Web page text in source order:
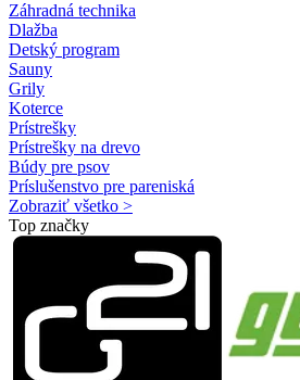
Záhradná technika
Dlažba
Detský program
Sauny
Grily
Koterce
Prístrešky
Prístrešky na drevo
Búdy pre psov
Príslušenstvo pre pareniská
Zobraziť všetko >
Top značky